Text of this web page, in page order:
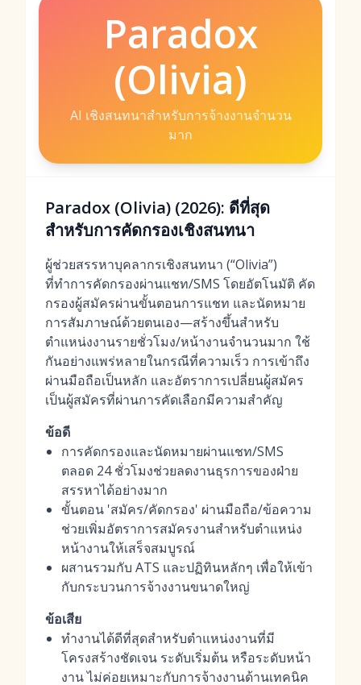
Paradox
(Olivia)
AI เชิงสนทนาสำหรับการจ้างงานจำนวน
มาก
Paradox (Olivia) (2026): ดีที่สุด
สำหรับการคัดกรองเชิงสนทนา
ผู้ช่วยสรรหาบุคลากรเชิงสนทนา (“Olivia”)
ที่ทำการคัดกรองผ่านแชท/SMS โดยอัตโนมัติ คัด
กรองผู้สมัครผ่านขั้นตอนการแชท และนัดหมาย
การสัมภาษณ์ด้วยตนเอง—สร้างขึ้นสำหรับ
ตำแหน่งงานรายชั่วโมง/หน้างานจำนวนมาก ใช้
กันอย่างแพร่หลายในกรณีที่ความเร็ว การเข้าถึง
ผ่านมือถือเป็นหลัก และอัตราการเปลี่ยนผู้สมัคร
เป็นผู้สมัครที่ผ่านการคัดเลือกมีความสำคัญ
ข้อดี
การคัดกรองและนัดหมายผ่านแชท/SMS
ตลอด 24 ชั่วโมงช่วยลดงานธุรการของฝ่าย
สรรหาได้อย่างมาก
ขั้นตอน 'สมัคร/คัดกรอง' ผ่านมือถือ/ข้อความ
ช่วยเพิ่มอัตราการสมัครงานสำหรับตำแหน่ง
หน้างานให้เสร็จสมบูรณ์
ผสานรวมกับ ATS และปฏิทินหลักๆ เพื่อให้เข้า
กับกระบวนการจ้างงานขนาดใหญ่
ข้อเสีย
ทำงานได้ดีที่สุดสำหรับตำแหน่งงานที่มี
โครงสร้างชัดเจน ระดับเริ่มต้น หรือระดับหน้า
งาน ไม่ค่อยเหมาะกับการจ้างงานด้านเทคนิค